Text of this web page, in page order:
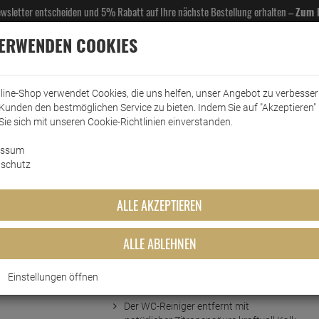
entscheiden und 5% Rabatt auf Ihre nächste Bestellung erhalten –Zum
& GASTROBEDARF DROGERIE KÜCHE & HAUSHALT KFZ
750 ml
Der WC-Reiniger entfernt mit
COOKIES
Shop verwendet Cookies, die uns helfen, unser Angebot zu
den bestmöglichen Service zu bieten. Indem Sie auf "Akzeptieren"
sich mit unseren Cookie-Richtlinien einverstanden.
ALLE AKZEPTIEREN
ALLE ABLEHNEN
Einstellungen öffnen